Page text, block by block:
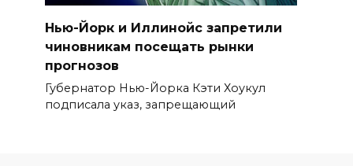
Нью-Йорк и Иллинойс запретили
чиновникам посещать рынки
прогнозов
Губернатор Нью-Йорка Кэти Хоукул
подписала указ, запрещающий